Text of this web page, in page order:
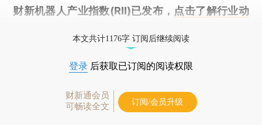
财新机器人产业指数(RII)已发布， 点击了解行业动
本文共计1176字 订阅后继续阅读
登录 后获取已订阅的阅读权限
财新通会员
可畅读全文
订阅/会员升级